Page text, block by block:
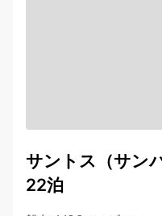
サントス（サン
22泊